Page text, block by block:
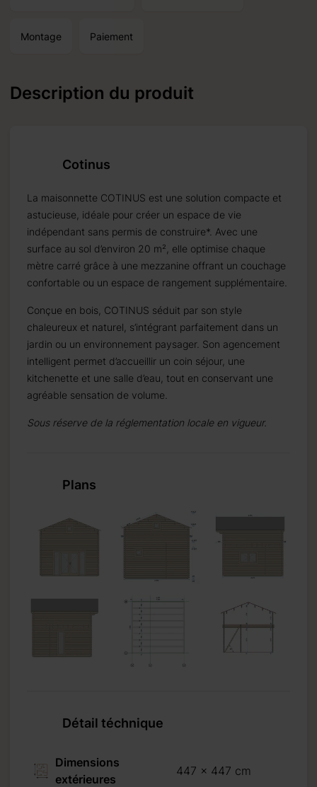
Montage Paiement
Description du produit
Cotinus
La maisonnette COTINUS est une solution compacte et
astucieuse, idéale pour créer un espace de vie
indépendant sans permis de construire*. Avec une
surface au sol d’environ 20 m², elle optimise chaque
mètre carré grâce à une mezzanine offrant un couchage
confortable ou un espace de rangement supplémentaire.
Conçue en bois, COTINUS séduit par son style
chaleureux et naturel, s’intégrant parfaitement dans un
jardin ou un environnement paysager. Son agencement
intelligent permet d’accueillir un coin séjour, une
kitchenette et une salle d’eau, tout en conservant une
agréable sensation de volume.
Sous réserve de la réglementation locale en vigueur.
Plans
Détail téchnique
Dimensions
extérieures
447 x 447 cm